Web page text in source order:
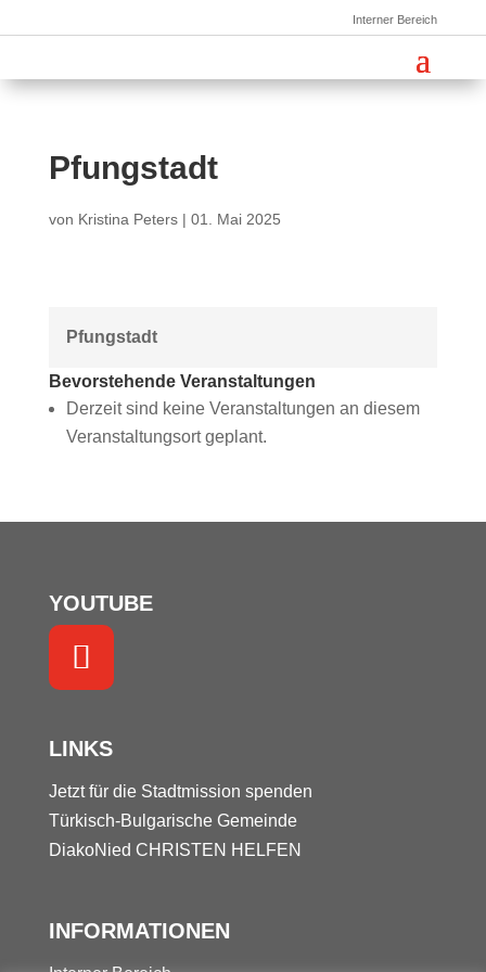
Interner Bereich
Pfungstadt
von Kristina Peters| 01. Mai 2025
Pfungstadt
Bevorstehende Veranstaltungen
Derzeit sind keine Veranstaltungen an diesem
Veranstaltungsort geplant.
YOUTUBE
LINKS
Jetzt für die Stadtmission spenden
Türkisch-Bulgarische Gemeinde
DiakoNied CHRISTEN HELFEN
INFORMATIONEN